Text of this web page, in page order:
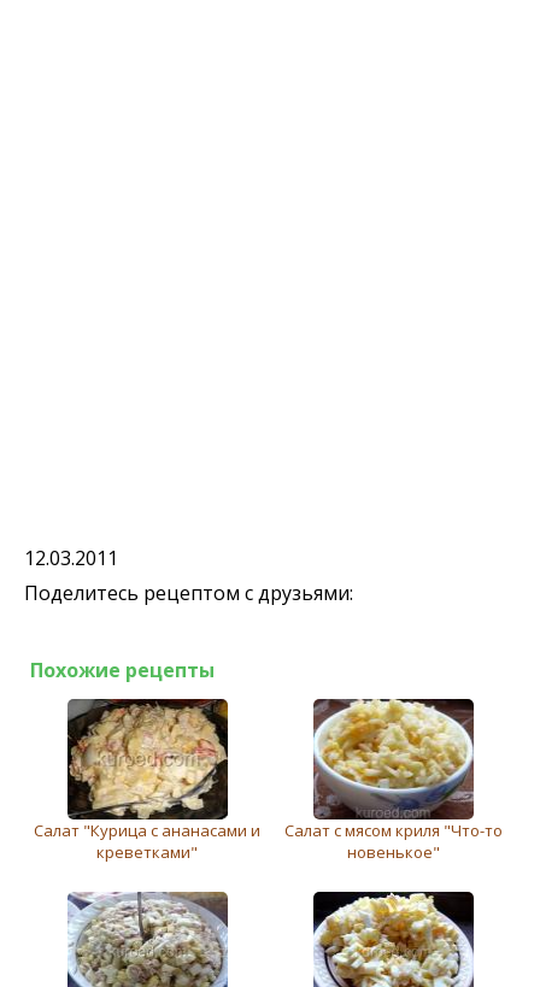
12.03.2011
Поделитесь рецептом с друзьями:
Похожие рецепты
Салат "Курица с ананасами и
креветками"
Салат с мясом криля "Что-то
новенькое"